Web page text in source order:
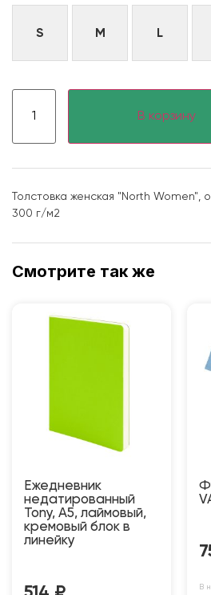
S M L
В корзину
Толстовка женская "North Women",
300 г/м2
Смотрите так же
Ежедневник
недатированный
Tony, А5, лаймовый,
кремовый блок в
линейку
В